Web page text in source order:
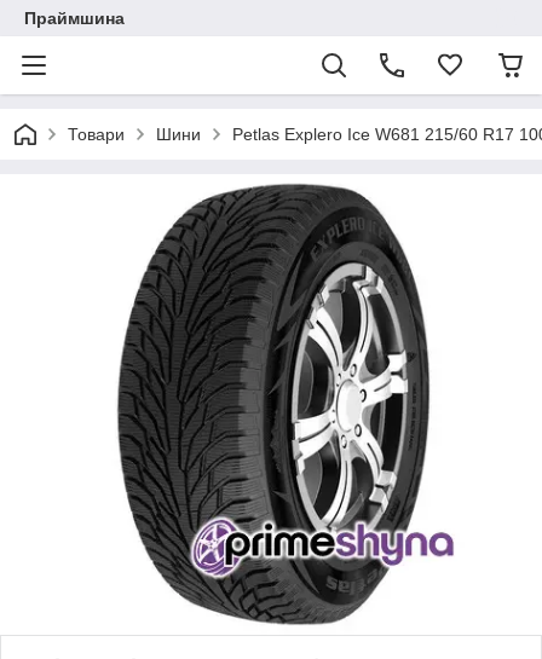
Праймшина
Товари Шини Petlas Explero Ice W681 215/60 R17